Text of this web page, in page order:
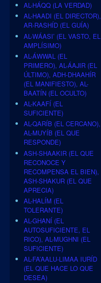
AL-HÁQQ (LA VERDAD)
AL-HAADI (EL DIRECTOR),
AR-RASHÍD (EL GUÍA)
AL-WÁASI’ (EL VASTO, EL
AMPLÍSIMO)
AL-ÁWWAL (EL
PRIMERO), AL-ÁAJIR (EL
ÚLTIMO), ADH-DHAAHÍR
(EL MANIFIESTO), AL-
BAATÍN (EL OCULTO)
AL-KAAFÍ (EL
SUFICIENTE)
AL-QARÍB (EL CERCANO),
AL-MUYÍB (EL QUE
RESPONDE)
ASH-SHAAKIR (EL QUE
RECONOCE Y
RECOMPENSA EL BIEN),
ASH-SHAKUR (EL QUE
APRECIA)
AL-HALÍM (EL
TOLERANTE)
AL-GHANÍ (EL
AUTOSUFICIENTE, EL
RICO), AL-MUGHNI (EL
SUFICIENTE)
AL-FA’AALU-LIMAA IURÍD
(EL QUE HACE LO QUE
DESEA)